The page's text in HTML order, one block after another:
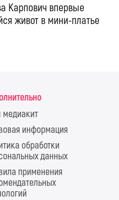
Карпович впервые
живот в мини-платье
информация
обработки
данных
применения